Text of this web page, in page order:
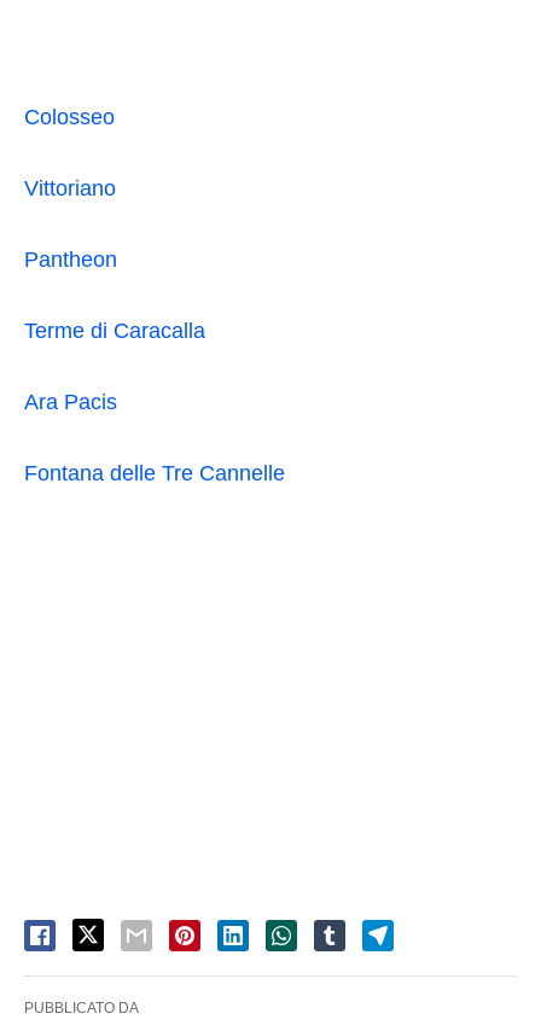
Colosseo
Vittoriano
Pantheon
Terme di Caracalla
Ara Pacis
Fontana delle Tre Cannelle
PUBBLICATO DA